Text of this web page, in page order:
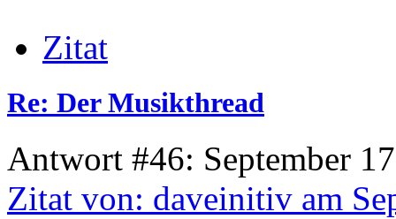
Zitat
Re: Der Musikthread
Antwort #46: September
Zitat von: daveinitiv am